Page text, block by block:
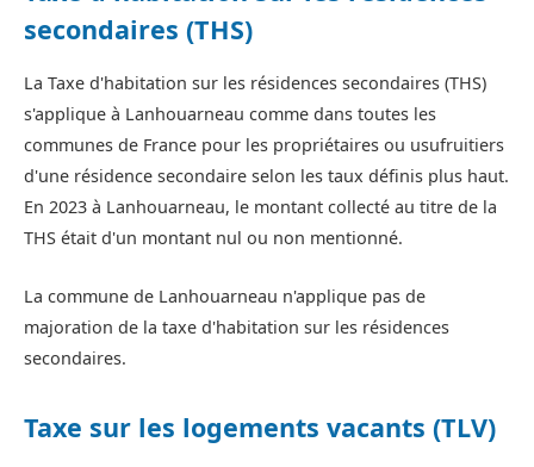
secondaires (THS)
La Taxe d'habitation sur les résidences secondaires (THS)
s'applique à Lanhouarneau comme dans toutes les
communes de France pour les propriétaires ou usufruitiers
d'une résidence secondaire selon les taux définis plus haut.
En 2023 à Lanhouarneau, le montant collecté au titre de la
THS était d'un montant nul ou non mentionné.
La commune de Lanhouarneau n'applique pas de
majoration de la taxe d'habitation sur les résidences
secondaires.
Taxe sur les logements vacants (TLV)